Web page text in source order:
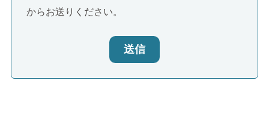
からお送りください。
送信